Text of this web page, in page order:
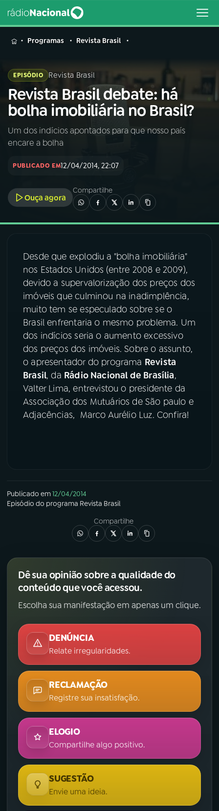
MENU
Buscar
na
Rádio
Nacional
Buscar
04 PROGRAMAS
05PODCASTS
06 VIDEOCASTS
ÚLTIMAS
08FESTIVAL DE MÚSICA
TikTok
Programas Revista Brasil
EPISÓDIO Revista Brasil
Revista Brasil debate: há
bolha imobiliária no Brasil?
Um dos indícios apontados para que nosso país
encare a bolha
PUBLICADO EM12/04/2014, 22:07
Ouça agora
Compartilhe
Desde que explodiu a "bolha imobiliária"
nos Estados Unidos (entre 2008 e 2009),
devido a supervalorização dos preços dos
imóveis que culminou na inadimplência,
muito tem se especulado sobre se o
Brasil enfrentaria o mesmo problema. Um
dos indícios seria o aumento excessivo
dos preços dos imóveis. Sobre o assunto,
o apresentador do programa Revista
Brasil, da Rádio Nacional de Brasília,
Valter Lima, entrevistou o presidente da
Associação dos Mutuários de São paulo e
Adjacências, Marco Aurélio Luz. Confira!
Publicado em12/04/2014
Episódio do programa Revista Brasil
Compartilhe
Dê sua opinião sobre a qualidade do
conteúdo que você acessou.
Escolha sua manifestação em apenas um clique.
DENÚNCIA
Relate irregularidades.
RECLAMAÇÃO
Registre sua insatisfação.
ELOGIO
Compartilhe algo positivo.
SUGESTÃO
Envie uma ideia.